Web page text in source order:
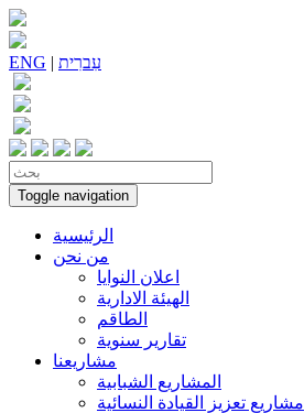
ENG | עִברִית
Toggle navigation
الرئيسية
من نحن
اعلان النوايا
الهيئة الادارية
الطاقم
تقارير سنوية
مشاريعنا
المشاريع الشبابية
مشاريع تعزيز القيادة النسائية